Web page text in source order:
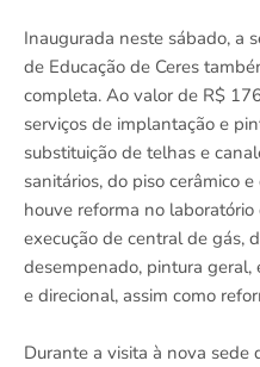
Inaugurada neste sábado, a
de Educação de Ceres
completa. Ao valor de R$
serviços de implantação e
substituição de telhas e
sanitários, do piso cerâmico
houve reforma no
execução de central de gás,
desempenado, pintura geral,
e direcional, assim como
Durante a visita à nova sede